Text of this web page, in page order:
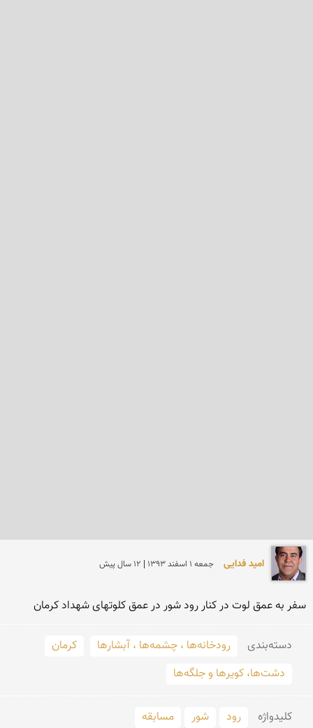
امید فدایی جمعه 1 اسفند 1393 | 12 سال پیش
سفر به عمق لوت در کنار رود شور در عمق کلوتهای شهداد کرمان
دسته‌بندی رودخانه‌ها ، چشمه‌ها ، آبشارها
کرمان
دشت‌ها، کویرها و جلگه‌ها
کلید‌واژه رود شور مسابقه